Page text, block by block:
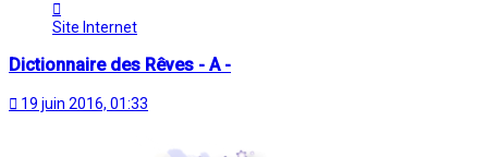
Capucine
Site Internet
Dictionnaire des Rêves - A -
19 juin 2016, 01:33